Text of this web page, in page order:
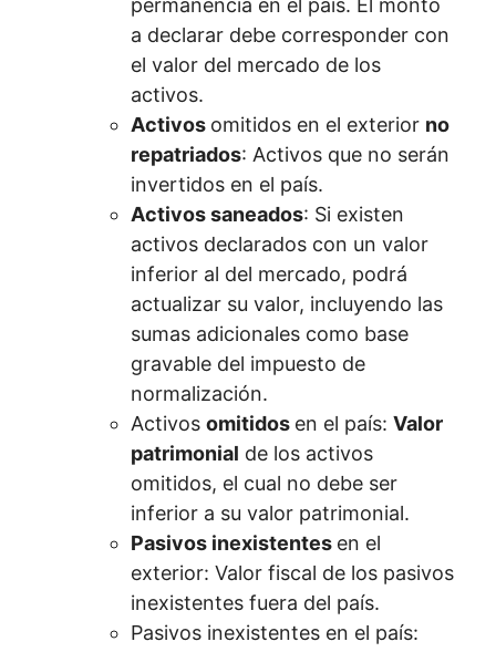
a declarar debe corresponder con
el valor del mercado de los
activos.
Activos omitidos en el exterior no
repatriados: Activos que no serán
invertidos en el país.
Activos saneados: Si existen
activos declarados con un valor
inferior al del mercado, podrá
actualizar su valor, incluyendo las
sumas adicionales como base
gravable del impuesto de
normalización.
Activos omitidos en el país: Valor
patrimonial de los activos
omitidos, el cual no debe ser
inferior a su valor patrimonial.
Pasivos inexistentes en el
exterior: Valor fiscal de los pasivos
inexistentes fuera del país.
Pasivos inexistentes en el país: